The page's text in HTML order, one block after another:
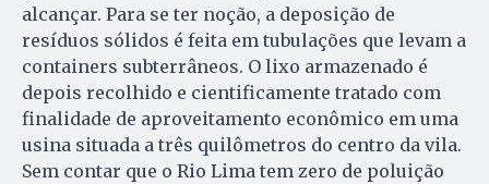
alcançar. Para se ter noção, a deposição de
resíduos sólidos é feita em tubulações que levam a
containers subterrâneos. O lixo armazenado é
depois recolhido e cientificamente tratado com
finalidade de aproveitamento econômico em uma
usina situada a três quilômetros do centro da vila.
Sem contar que o Rio Lima tem zero de poluição